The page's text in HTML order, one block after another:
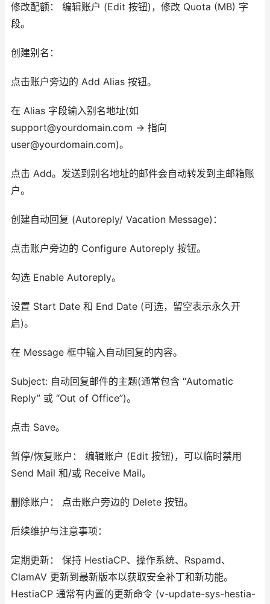
修改配额： 编辑账户 (Edit 按钮)，修改 Quota (MB) 字
段。
创建别名：
点击账户旁边的 Add Alias 按钮。
在 Alias 字段输入别名地址(如
support@yourdomain.com -> 指向
user@yourdomain.com)。
点击 Add。发送到别名地址的邮件会自动转发到主邮箱账
户。
创建自动回复 (Autoreply/ Vacation Message)：
点击账户旁边的 Configure Autoreply 按钮。
勾选 Enable Autoreply。
设置 Start Date 和 End Date (可选，留空表示永久开
启)。
在 Message 框中输入自动回复的内容。
Subject: 自动回复邮件的主题(通常包含 “Automatic
Reply” 或 “Out of Office”)。
点击 Save。
暂停/恢复账户： 编辑账户 (Edit 按钮)，可以临时禁用
Send Mail 和/或 Receive Mail。
删除账户： 点击账户旁边的 Delete 按钮。
后续维护与注意事项：
定期更新： 保持 HestiaCP、操作系统、Rspamd、
ClamAV 更新到最新版本以获取安全补丁和新功能。
HestiaCP 通常有内置的更新命令 (v-update-sys-hestia-